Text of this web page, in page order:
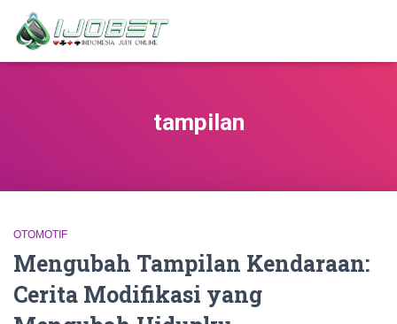
tampilan
OTOMOTIF
Mengubah Tampilan Kendaraan:
Cerita Modifikasi yang